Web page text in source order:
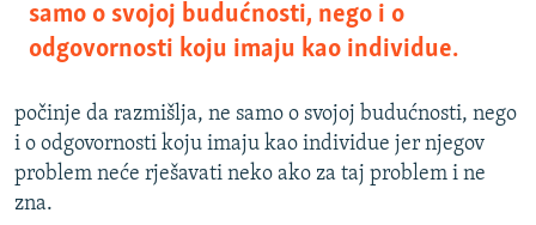
samo o svojoj budućnosti, nego i o
odgovornosti koju imaju kao individue.
počinje da razmišlja, ne samo o svojoj budućnosti, nego
i o odgovornosti koju imaju kao individue jer njegov
problem neće rješavati neko ako za taj problem i ne
zna.